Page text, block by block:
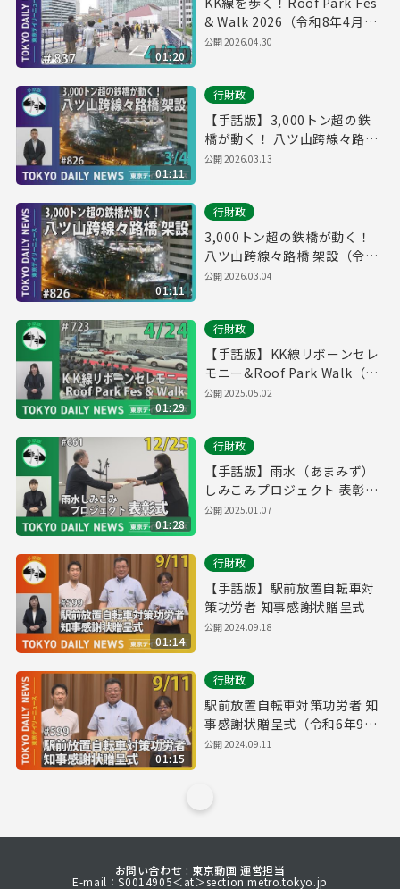
01:20
& Walk 2026（令和8年4月30
日 東京デイリーニュース
公開2026.04.30
01:11
行財政
【手話版】3,000トン超の鉄
橋が動く！ 八ツ山跨線々路橋
架設（令和8年3月4日 東京デ
公開2026.03.13
01:11
行財政
3,000トン超の鉄橋が動く！
八ツ山跨線々路橋 架設（令和
8年3月4日 東京デイリーニュ
公開2026.03.04
01:29
行財政
【手話版】KK線リボーンセレ
モニー&Roof Park Walk（令
和７年４月24日 東京デイリー
公開2025.05.02
01:28
行財政
【手話版】雨水（あまみず）
しみこみプロジェクト 表彰式
（令和6年12月24日 東京デイ
公開2025.01.07
01:14
行財政
【手話版】駅前放置自転車対
策功労者 知事感謝状贈呈式
公開2024.09.18
01:15
行財政
駅前放置自転車対策功労者 知
事感謝状贈呈式（令和6年9月
11日 東京デイリーニュース
公開2024.09.11
お問い合わせ : 東京動画 運営担当
E-mail：S0014905＜at＞section.metro.tokyo.jp